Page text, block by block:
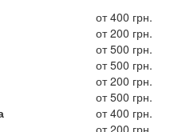
от 400 грн.
от 200 грн.
от 500 грн.
от 500 грн.
от 200 грн.
от 500 грн.
от 400 грн.
от 200 грн.